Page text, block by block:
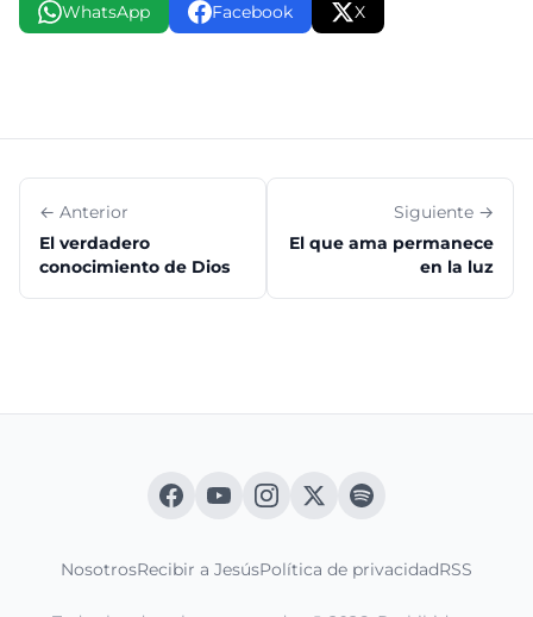
WhatsApp Facebook X
← Anterior
El verdadero
conocimiento de Dios
Siguiente →
El que ama permanece
en la luz
NosotrosRecibir a JesúsPolítica de privacidadRSS